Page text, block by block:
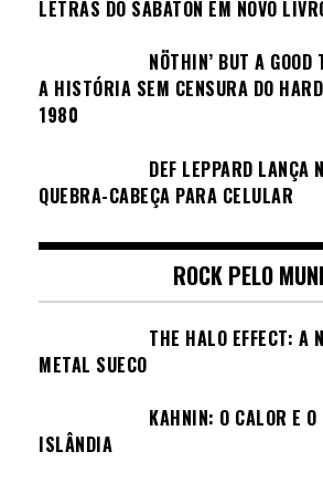
LETRAS DO SABATON EM NOVO
NÖTHIN’ BUT A
A HISTÓRIA SEM CENSURA DO
1980
DEF LEPPARD LANÇA
QUEBRA-CABEÇA PARA CELULAR
ROCK PELO
THE HALO EFFECT: A
METAL SUECO
KAHNIN: O CALOR E
ISLÂNDIA